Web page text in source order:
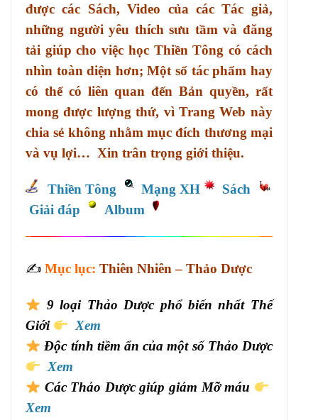
được các Sách, Video của các Tác giả,
những người yêu thích sưu tầm và đăng
tải giúp cho việc học Thiền Tông có cách
nhìn toàn diện hơn; Một số tác phẩm hay
có thể có liên quan đến Bản quyền, rất
mong được lượng thứ, vì Trang Web này
chia sẻ không nhằm mục đích thương mại
và vụ lợi… Xin trân trọng giới thiệu.
Thiền Tông Mạng XH
Sách
Giải đáp
Album
✍️ Mục lục: Thiên Nhiên – Thảo Dược
9 loại Thảo Dược phổ biến nhất Thế
Giới
Xem
Độc tính tiềm ẩn của một số Thảo Dược
Xem
Các Thảo Dược giúp giảm Mỡ máu
Xem